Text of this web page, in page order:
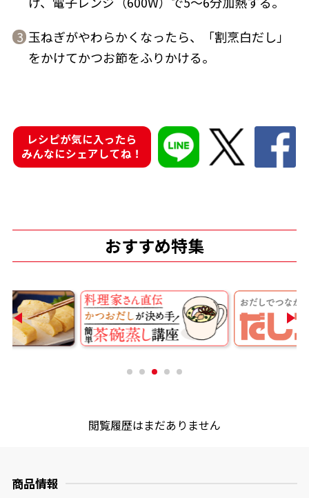
商品情報一覧
氷熟®︎
3 玉ねぎがやわらかくなったら、「割烹白だし」
をかけてかつお節をふりかける。
レシピが気に入ったら
みんなにシェアしてね！
おすすめ特集
閲覧履歴はまだありません
商品情報